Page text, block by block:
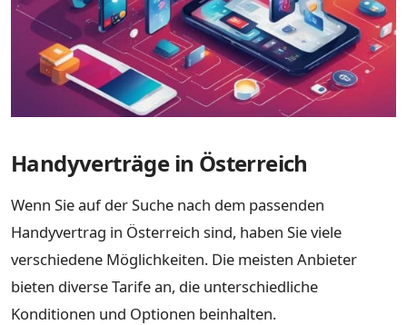
Handyverträge in Österreich
Wenn Sie auf der Suche nach dem passenden
Handyvertrag in Österreich sind, haben Sie viele
verschiedene Möglichkeiten. Die meisten Anbieter
bieten diverse Tarife an, die unterschiedliche
Konditionen und Optionen beinhalten.